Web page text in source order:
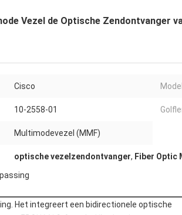
Vezel de Optische Zendontvanger
Cisco
10-2558-01
Multimodevezel (MMF)
optische vezelzendontvanger, Fiber Optic
Het integreert een bidirectionele optische